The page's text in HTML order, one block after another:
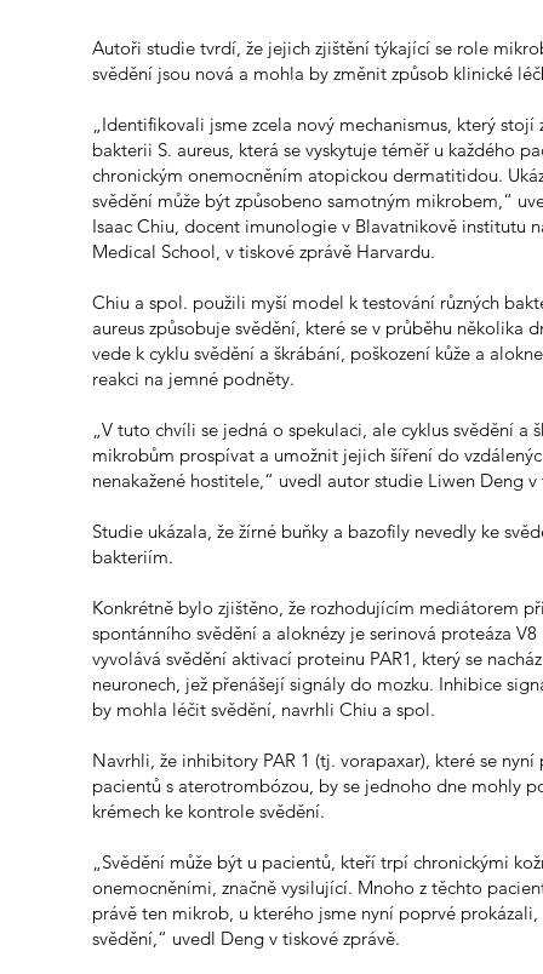
Autoři studie tvrdí, že jejich zjištění týkající se role
svědění jsou nová a mohla by změnit způsob klinické
„Identifikovali jsme zcela nový mechanismus, který stojí
bakterii S. aureus, která se vyskytuje téměř u každého
chronickým onemocněním atopickou dermatitidou.
svědění může být způsobeno samotným mikrobem,“
Isaac Chiu, docent imunologie v Blavatnikově institutu
Medical School, v tiskové zprávě Harvardu.
Chiu a spol. použili myší model k testování různých
aureus způsobuje svědění, které se v průběhu několika
vede k cyklu svědění a škrábání, poškození kůže a
reakci na jemné podněty.
„V tuto chvíli se jedná o spekulaci, ale cyklus svědění a
mikrobům prospívat a umožnit jejich šíření do
nenakažené hostitele,“ uvedl autor studie Liwen Deng v
Studie ukázala, že žírné buňky a bazofily nevedly ke
bakteriím.
Konkrétně bylo zjištěno, že rozhodujícím mediátorem
spontánního svědění a aloknézy je serinová proteáza V8
vyvolává svědění aktivací proteinu PAR1, který se
neuronech, jež přenášejí signály do mozku. Inhibice
by mohla léčit svědění, navrhli Chiu a spol.
Navrhli, že inhibitory PAR 1 (tj. vorapaxar), které se nyní
pacientů s aterotrombózou, by se jednoho dne mohly
krémech ke kontrole svědění.
„Svědění může být u pacientů, kteří trpí chronickými
onemocněními, značně vysilující. Mnoho z těchto
právě ten mikrob, u kterého jsme nyní poprvé prokázali,
svědění,“ uvedl Deng v tiskové zprávě.